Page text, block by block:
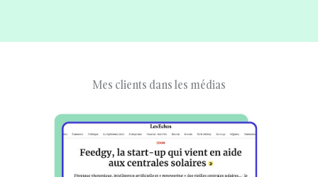
Mes clients dans les médias